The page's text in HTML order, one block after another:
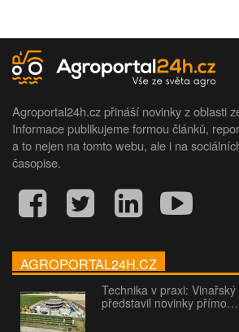
Agroportal24h.cz přináší novinky z oblasti
Informace publikujeme formou článků,
a to nejen na tomto webu, ale i na
časopise.
AGROPORTAL24H.CZ
Technika v praxi:
představil novinky přímo…